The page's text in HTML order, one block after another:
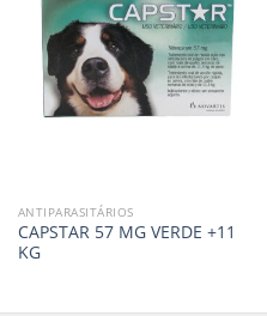
ANTIPARASITÁRIOS
CAPSTAR 57 MG VERDE +11
KG